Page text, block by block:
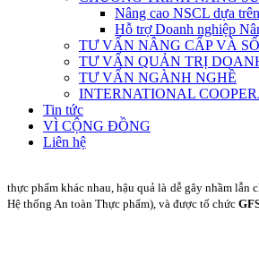
Nâng cao NSCL dựa
Hỗ trợ Doanh nghiệp
TƯ VẤN NÂNG CẤP VÀ
TƯ VẤN QUẢN TRỊ
TƯ VẤN NGÀNH NGHỀ
INTERNATIONAL
Tin tức
VÌ CỘNG ĐỒNG
Liên hệ
thực phẩm khác nhau, hậu quả là dễ gây nhầm
Hệ thống An toàn Thực phẩm), và được tổ chức